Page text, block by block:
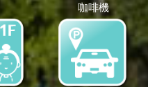
咖啡機